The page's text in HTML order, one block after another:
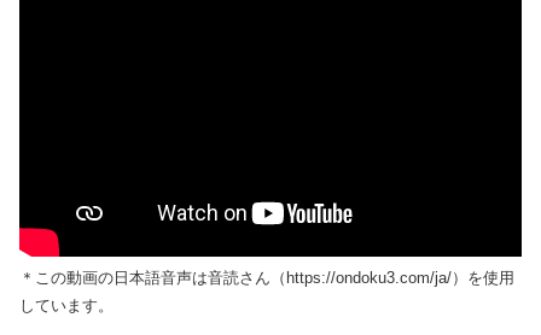
＊この動画の日本語音声は音読さん（https://ondoku3.com/ja/）を使用
しています。